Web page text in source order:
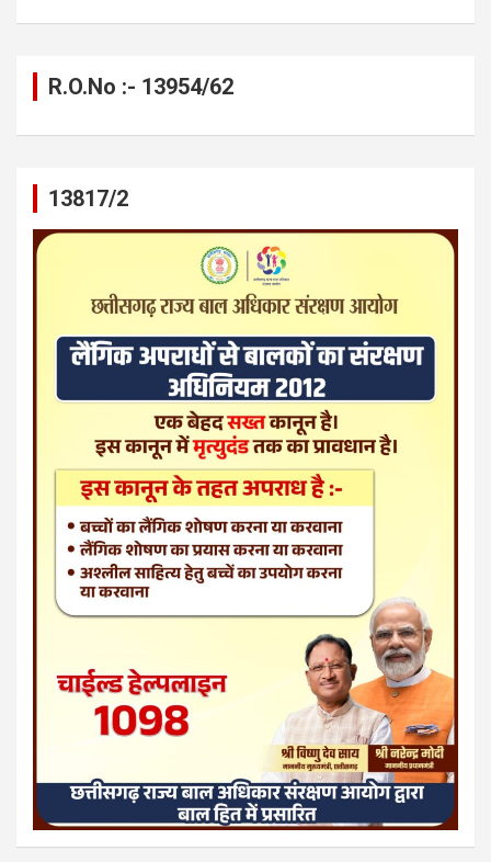
R.O.No :- 13954/62
13817/2